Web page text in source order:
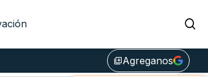
library_addAgreganos